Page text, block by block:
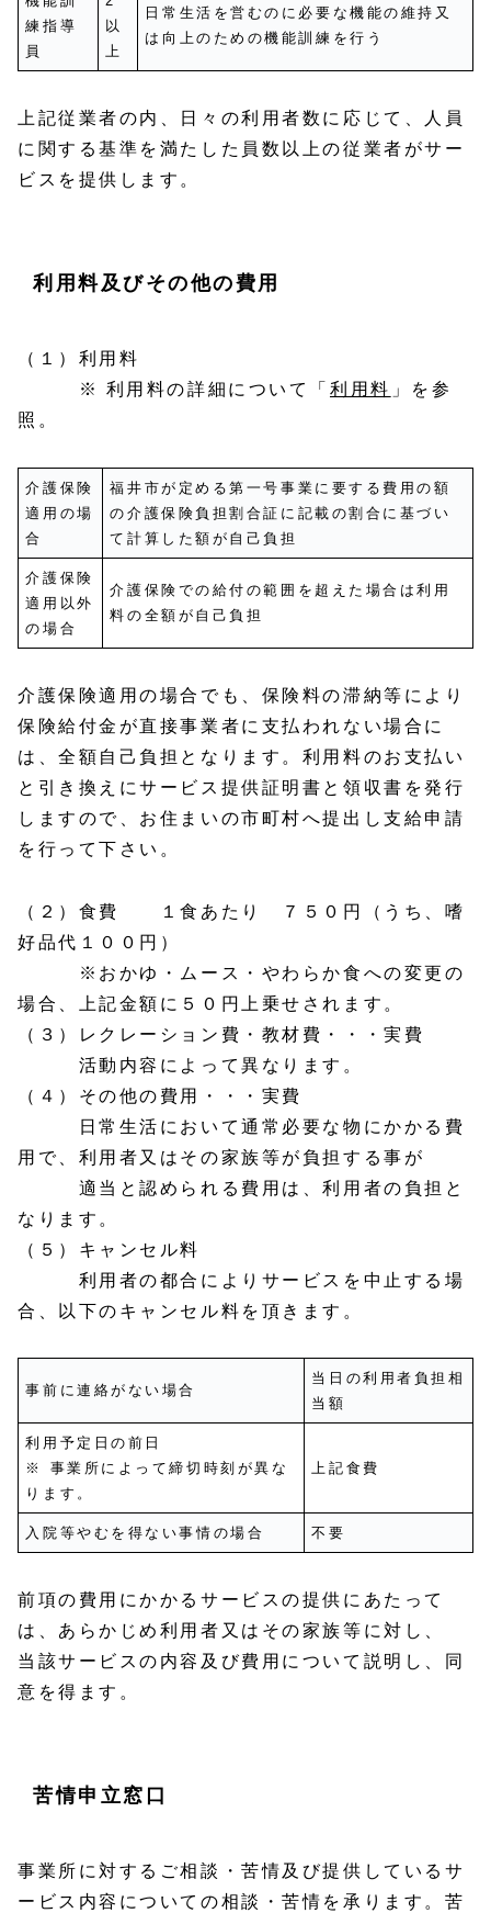
練指導
員
以
上
日常生活を営むのに必要な機能の維持又
は向上のための機能訓練を行う
上記従業者の内、日々の利用者数に応じて、人員
に関する基準を満たした員数以上の従業者がサー
ビスを提供します。
利用料及びその他の費用
（１）利用料
※ 利用料の詳細について「 利用料 」を参
照。
介護保険
適用の場
合
福井市が定める第一号事業に要する費用の額
の介護保険負担割合証に記載の割合に基づい
て計算した額が自己負担
介護保険
適用以外
の場合
介護保険での給付の範囲を超えた場合は利用
料の全額が自己負担
介護保険適用の場合でも、保険料の滞納等により
保険給付金が直接事業者に支払われない場合に
は、全額自己負担となります。利用料のお支払い
と引き換えにサービス提供証明書と領収書を発行
しますので、お住まいの市町村へ提出し支給申請
を行って下さい。
（２）食費 １食あたり ７５０円（うち、嗜
好品代１００円）
※おかゆ・ムース・やわらか食への変更の
場合、上記金額に５０円上乗せされます。
（３）レクレーション費・教材費・・・実費
活動内容によって異なります。
（４）その他の費用・・・実費
日常生活において通常必要な物にかかる費
用で、利用者又はその家族等が負担する事が
適当と認められる費用は、利用者の負担と
なります。
（５）キャンセル料
利用者の都合によりサービスを中止する場
合、以下のキャンセル料を頂きます。
事前に連絡がない場合
当日の利用者負担相
当額
利用予定日の前日
※ 事業所によって締切時刻が異な
ります。
上記食費
入院等やむを得ない事情の場合 不要
前項の費用にかかるサービスの提供にあたって
は、あらかじめ利用者又はその家族等に対し、
当該サービスの内容及び費用について説明し、同
意を得ます。
苦情申立窓口
事業所に対するご相談・苦情及び提供しているサ
ービス内容についての相談・苦情を承ります。苦